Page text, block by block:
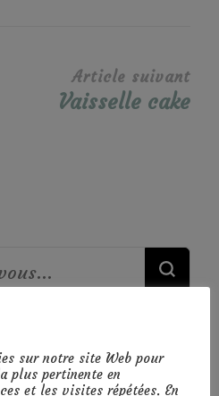
Article suivant
Vaisselle cake
LIVRE
sur notre site Web pour
plus pertinente en
et les visites répétées. En